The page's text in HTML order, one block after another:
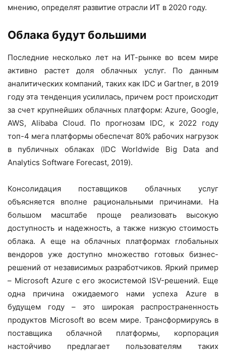
мнению, определят развитие отрасли ИТ в 2020 году.
Облака будут большими
Последние несколько лет на ИТ-рынке во всем мире
активно растет доля облачных услуг. По данным
аналитических компаний, таких как IDC и Gartner, в 2019
году эта тенденция усилилась, причем рост происходит
за счет крупнейших облачных платформ: Azure, Google,
AWS, Alibaba Cloud. По прогнозам IDC, к 2022 году
топ-4 мега платформы обеспечат 80% рабочих нагрузок
в публичных облаках (IDC Worldwide Big Data and
Analytics Software Forecast, 2019).
Консолидация поставщиков облачных услуг
объясняется вполне рациональными причинами. На
большом масштабе проще реализовать высокую
доступность и надежность, а также низкую стоимость
облака. А еще на облачных платформах глобальных
вендоров уже доступно множество готовых бизнес-
решений от независимых разработчиков. Яркий пример
– Microsoft Azure с его экосистемой ISV-решений. Еще
одна причина ожидаемого нами успеха Azure в
будущем году – это широкая распространенность
продуктов Microsoft во всем мире. Трансформируясь в
поставщика облачной платформы, корпорация
настойчиво предлагает пользователям таких